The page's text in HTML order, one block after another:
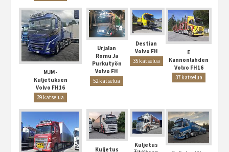
MJM-
Kuljetuksen
Volvo FH16
39 katselua
Urjalan
Romu Ja
Purkutyön
Volvo FH
52 katselua
Destian
Volvo FH
35 katselua
E
Kannonlahden
Volvo FH16
37 katselua
Kuljetus
Kuljetus